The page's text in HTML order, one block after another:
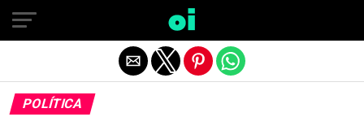
POLÍTICA
Sair da versão mobile